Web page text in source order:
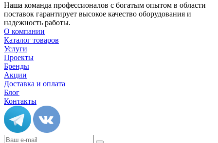
Наша команда профессионалов с богатым опытом в области
поставок гарантирует высокое качество оборудования и
надежность работы.
О компании
Каталог товаров
Услуги
Проекты
Бренды
Акции
Доставка и оплата
Блог
Контакты